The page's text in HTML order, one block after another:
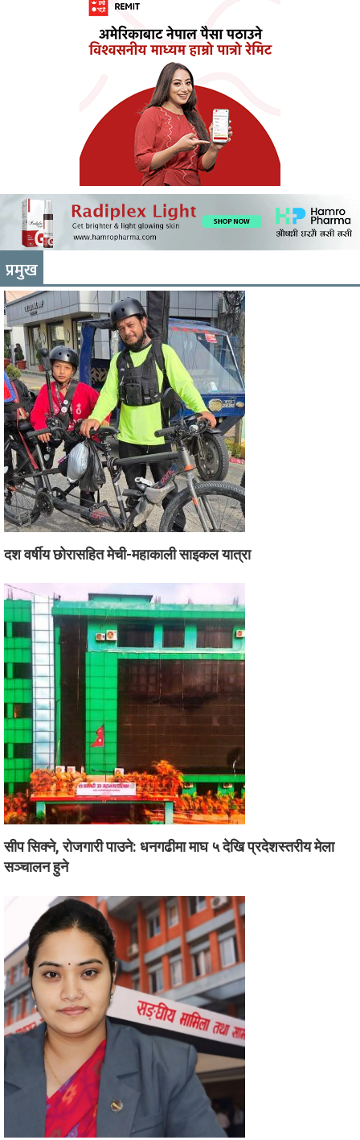
प्रमुख
दश वर्षीय छोरासहित मेची-महाकाली साइकल यात्रा
सीप सिक्ने, रोजगारी पाउने: धनगढीमा माघ ५ देखि प्रदेशस्तरीय मेला
सञ्चालन हुने